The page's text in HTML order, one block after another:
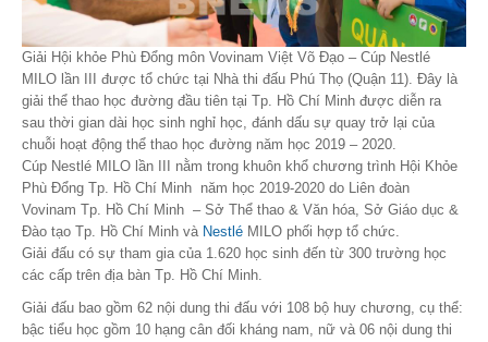
Giải Hội khỏe Phù Đổng môn Vovinam Việt Võ Đạo – Cúp Nestlé
MILO lần III được tổ chức tại Nhà thi đấu Phú Thọ (Quận 11). Đây là
giải thể thao học đường đầu tiên tại Tp. Hồ Chí Minh được diễn ra
sau thời gian dài học sinh nghỉ học, đánh dấu sự quay trở lại của
chuỗi hoạt động thể thao học đường năm học 2019 – 2020.
Cúp Nestlé MILO lần III nằm trong khuôn khổ chương trình Hội Khỏe
Phù Đổng Tp. Hồ Chí Minh năm học 2019-2020 do Liên đoàn
Vovinam Tp. Hồ Chí Minh – Sở Thể thao & Văn hóa, Sở Giáo dục &
Đào tạo Tp. Hồ Chí Minh vàNestlé MILO phối hợp tổ chức.
Giải đấu có sự tham gia của 1.620 học sinh đến từ 300 trường học
các cấp trên địa bàn Tp. Hồ Chí Minh.
Giải đấu bao gồm 62 nội dung thi đấu với 108 bộ huy chương, cụ thể:
bậc tiểu học gồm 10 hạng cân đối kháng nam, nữ và 06 nội dung thi